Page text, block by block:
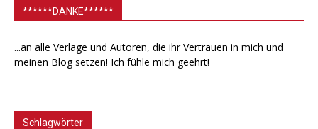
******DANKE******
...an alle Verlage und Autoren, die ihr Vertrauen in mich und
meinen Blog setzen! Ich fühle mich geehrt!
Schlagwörter